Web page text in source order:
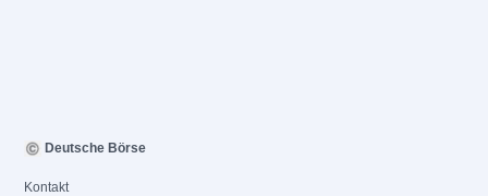
Deutsche Börse
Kontakt